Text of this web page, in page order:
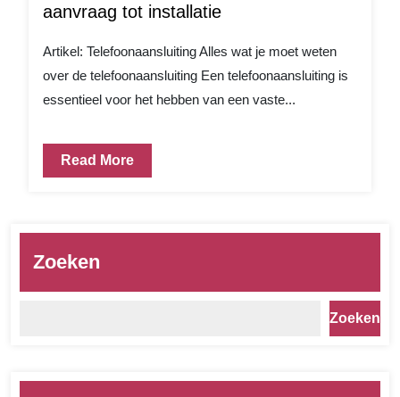
aanvraag tot installatie
Artikel: Telefoonaansluiting Alles wat je moet weten
over de telefoonaansluiting Een telefoonaansluiting is
essentieel voor het hebben van een vaste...
Read More
Zoeken
Zoeken